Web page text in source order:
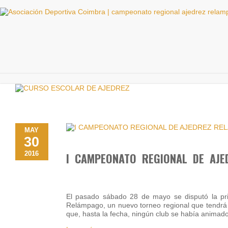
MAY
30
2016 I CAMPEONATO REGIONAL DE
El pasado sábado 28 de mayo se disputó la
Relámpago, un nuevo torneo regional que
que, hasta la fecha, ningún club se había